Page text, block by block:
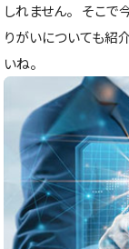
しれません。 そこで
りがいについても紹
いね。